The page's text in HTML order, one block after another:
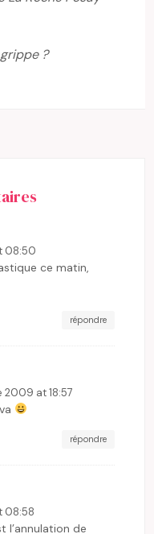
?
08:50
ce matin,
répondre
2009 at 18:57
répondre
08:58
l’annulation de